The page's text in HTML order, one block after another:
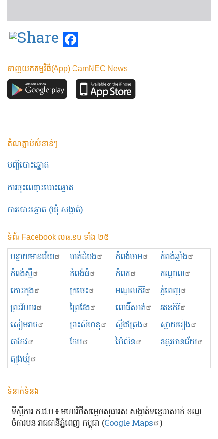
ទាញយកកម្មវិធី(App) CamNEC News
តំណភ្ជាប់សំខាន់ៗ
បញ្ជីបោះឆ្នោត
ការចុះឈ្មោះបោះឆ្នោត
ការបោះឆ្នោត (ឃុំ សង្កាត់)
ទំព័រ Facebook លធ.ខប ទាំង ២៥
បន្ទាយមានជ័យ បាត់ដំបង កំពង់ចាម
កំពង់ឆ្នាំង
កំពង់ស្ពឺ
កំពង់ធំ កំពត
កណ្ដាល
កោះកុង
ក្រចេះ មណ្ឌលគិរី
ភ្នំពេញ
ព្រះ​វិហារ
ព្រៃវែង ពោធិ៍សាត់
រតនគិរី
សៀមរាប
ព្រះសីហនុ ស្ទឹងត្រែង
ស្វាយរៀង
តាកែវ
កែប ប៉ៃលិន
ឧត្ដរមានជ័យ
ត្បូងឃ្មុំ
ទំនាក់ទំនង
ទីស្ដីការ គ.ជ.ប ៖ មហាវិថីសម្ដេចសុធារស សង្កាត់ទន្លេបាសាក់ ខណ្ឌ
ចំការមន រាជធានីភ្នំពេញ កម្ពុជា (Google Maps )